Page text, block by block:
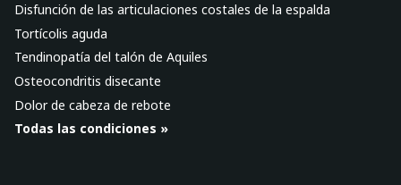
Disfunción de las articulaciones costales de la espalda
Tortícolis aguda
Tendinopatía del talón de Aquiles
Osteocondritis disecante
Dolor de cabeza de rebote
Todas las condiciones »